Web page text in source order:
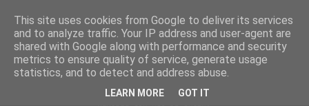
This site uses cookies from Google to deliver its services
and to analyze traffic. Your IP address and user-agent are
shared with Google along with performance and security
metrics to ensure quality of service, generate usage
statistics, and to detect and address abuse.
LEARN MORE GOT IT